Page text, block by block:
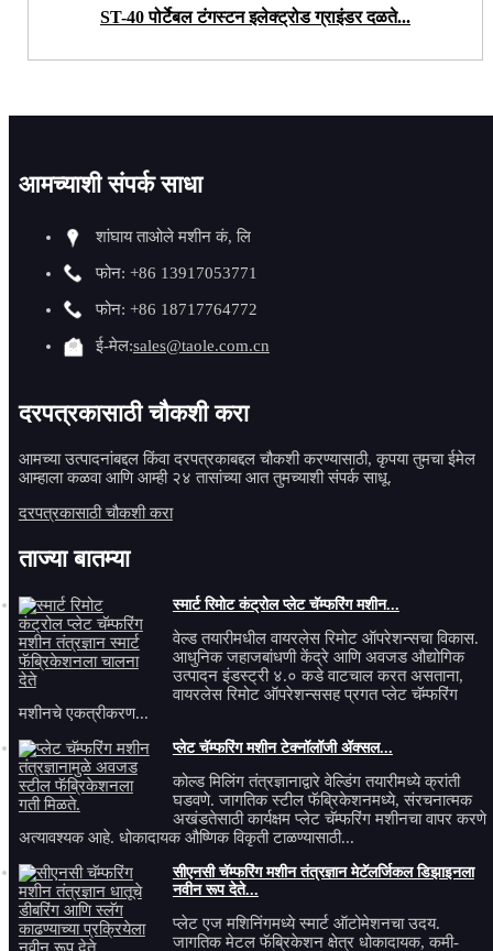
ST-40 पोर्टेबल टंगस्टन इलेक्ट्रोड ग्राइंडर दळते...
आमच्याशी संपर्क साधा
शांघाय ताओले मशीन कं, लि
फोन: +86 13917053771
फोन: +86 18717764772
ई-मेल:sales@taole.com.cn
दरपत्रकासाठी चौकशी करा
आमच्या उत्पादनांबद्दल किंवा दरपत्रकाबद्दल चौकशी करण्यासाठी, कृपया तुमचा ईमेल
आम्हाला कळवा आणि आम्ही २४ तासांच्या आत तुमच्याशी संपर्क साधू.
दरपत्रकासाठी चौकशी करा
ताज्या बातम्या
स्मार्ट रिमोट कंट्रोल प्लेट चॅम्फरिंग मशीन...
वेल्ड तयारीमधील वायरलेस रिमोट ऑपरेशन्सचा विकास.
आधुनिक जहाजबांधणी केंद्रे आणि अवजड औद्योगिक
उत्पादन इंडस्ट्री ४.० कडे वाटचाल करत असताना,
वायरलेस रिमोट ऑपरेशन्ससह प्रगत प्लेट चॅम्फरिंग
मशीनचे एकत्रीकरण...
प्लेट चॅम्फरिंग मशीन टेक्नॉलॉजी ॲक्सल...
कोल्ड मिलिंग तंत्रज्ञानाद्वारे वेल्डिंग तयारीमध्ये क्रांती
घडवणे. जागतिक स्टील फॅब्रिकेशनमध्ये, संरचनात्मक
अखंडतेसाठी कार्यक्षम प्लेट चॅम्फरिंग मशीनचा वापर करणे
अत्यावश्यक आहे. धोकादायक औष्णिक विकृती टाळण्यासाठी...
सीएनसी चॅम्फरिंग मशीन तंत्रज्ञान मेटॅलर्जिकल डिझाइनला
नवीन रूप देते...
प्लेट एज मशिनिंगमध्ये स्मार्ट ऑटोमेशनचा उदय.
जागतिक मेटल फॅब्रिकेशन क्षेत्र धोकादायक, कमी-